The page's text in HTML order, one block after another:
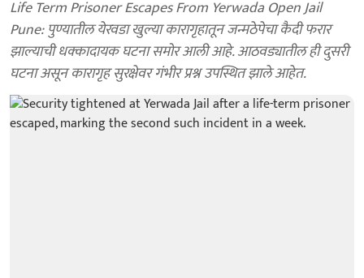
Life Term Prisoner Escapes From Yerwada Open Jail
Pune: पुण्यातील येरवडा खुल्या कारागृहातून जन्मठेपेचा कैदी फरार
झाल्याची धक्कादायक घटना समोर आली आहे. आठवड्यातील ही दुसरी
घटना असून कारागृह सुरक्षेवर गंभीर प्रश्न उपस्थित झाले आहेत.